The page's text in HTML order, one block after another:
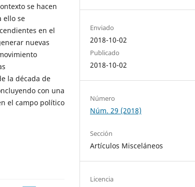
se hacen
ello se
en el
nuevas
la década de
con una
el campo político
Enviado
2018-10-02
Publicado
2018-10-02
Número
Núm. 29 (2018)
Sección
Artículos Misceláneos
Licencia